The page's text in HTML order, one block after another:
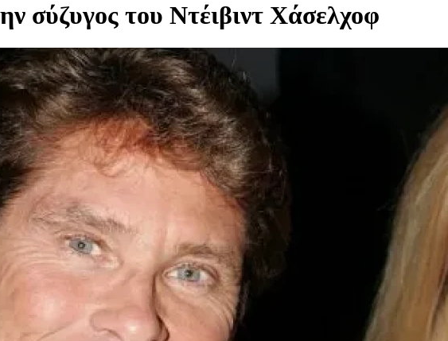
του Ντέιβιντ Χάσελχοφ